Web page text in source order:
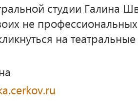
студии Галина
не
на